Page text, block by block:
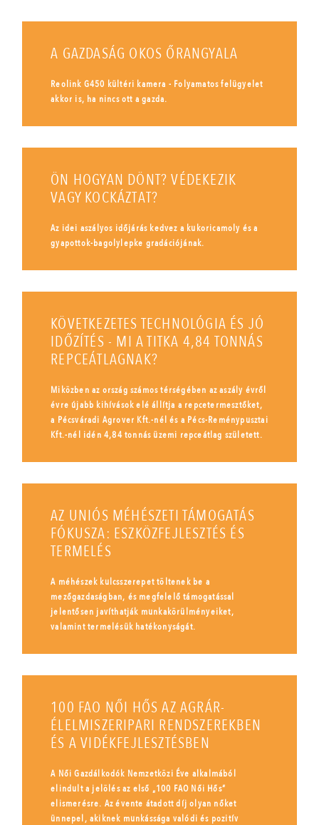
A GAZDASÁG OKOS ŐRANGYALA
Reolink G450 kültéri kamera - Folyamatos felügyelet
akkor is, ha nincs ott a gazda.
ÖN HOGYAN DÖNT? VÉDEKEZIK
VAGY KOCKÁZTAT?
Az idei aszályos időjárás kedvez a kukoricamoly és a
gyapottok-bagolylepke gradációjának.
KÖVETKEZETES TECHNOLÓGIA ÉS JÓ
IDŐZÍTÉS - MI A TITKA 4,84 TONNÁS
REPCEÁTLAGNAK?
Miközben az ország számos térségében az aszály évről
évre újabb kihívások elé állítja a repcetermesztőket,
a Pécsváradi Agrover Kft.-nél és a Pécs-Reménypusztai
Kft.-nél idén 4,84 tonnás üzemi repceátlag született.
AZ UNIÓS MÉHÉSZETI TÁMOGATÁS
FÓKUSZA: ESZKÖZFEJLESZTÉS ÉS
TERMELÉS
A méhészek kulcsszerepet töltenek be a
mezőgazdaságban, és megfelelő támogatással
jelentősen javíthatják munkakörülményeiket,
valamint termelésük hatékonyságát.
100 FAO NŐI HŐS AZ AGRÁR-
ÉLELMISZERIPARI RENDSZEREKBEN
ÉS A VIDÉKFEJLESZTÉSBEN
A Női Gazdálkodók Nemzetközi Éve alkalmából
elindult a jelölés az első „100 FAO Női Hős”
elismerésre. Az évente átadott díj olyan nőket
ünnepel, akiknek munkássága valódi és pozitív